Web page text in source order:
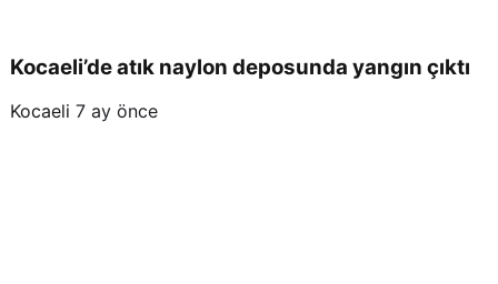
Kocaeli’de atık naylon deposunda yangın çıktı
Kocaeli 7 ay önce